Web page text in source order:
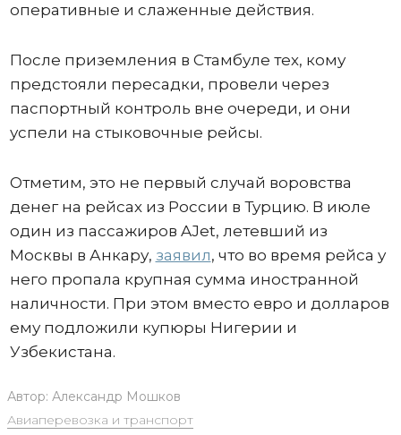
оперативные и слаженные действия.
После приземления в Стамбуле тех, кому
предстояли пересадки, провели через
паспортный контроль вне очереди, и они
успели на стыковочные рейсы.
Отметим, это не первый случай воровства
денег на рейсах из России в Турцию. В июле
один из пассажиров AJet, летевший из
Москвы в Анкару, заявил, что во время рейса у
него пропала крупная сумма иностранной
наличности. При этом вместо евро и долларов
ему подложили купюры Нигерии и
Узбекистана.
Автор: Александр Мошков
Авиаперевозка и транспорт